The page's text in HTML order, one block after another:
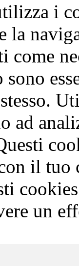
i
la
come
sono
ad
il tuo
un